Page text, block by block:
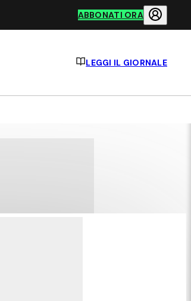
ABBONATI ORA
LEGGI IL GIORNALE